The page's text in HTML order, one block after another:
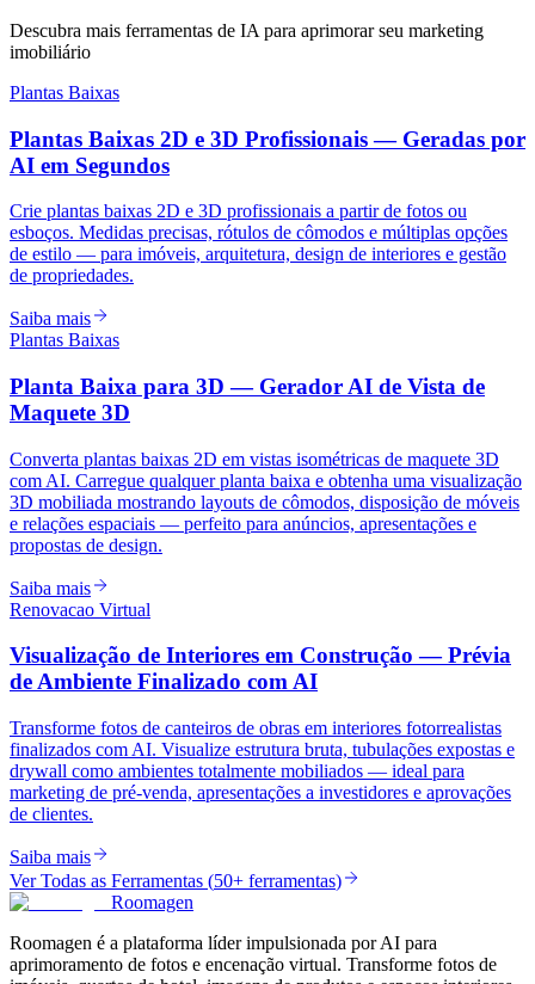
Descubra mais ferramentas de IA para aprimorar seu marketing
imobiliário
Plantas Baixas
Plantas Baixas 2D e 3D Profissionais — Geradas por
AI em Segundos
Crie plantas baixas 2D e 3D profissionais a partir de fotos ou
esboços. Medidas precisas, rótulos de cômodos e múltiplas opções
de estilo — para imóveis, arquitetura, design de interiores e gestão
de propriedades.
Saiba mais
Plantas Baixas
Planta Baixa para 3D — Gerador AI de Vista de
Maquete 3D
Converta plantas baixas 2D em vistas isométricas de maquete 3D
com AI. Carregue qualquer planta baixa e obtenha uma visualização
3D mobiliada mostrando layouts de cômodos, disposição de móveis
e relações espaciais — perfeito para anúncios, apresentações e
propostas de design.
Saiba mais
Renovacao Virtual
Visualização de Interiores em Construção — Prévia
de Ambiente Finalizado com AI
Transforme fotos de canteiros de obras em interiores fotorrealistas
finalizados com AI. Visualize estrutura bruta, tubulações expostas e
drywall como ambientes totalmente mobiliados — ideal para
marketing de pré-venda, apresentações a investidores e aprovações
de clientes.
Saiba mais
Ver Todas as Ferramentas (50+ ferramentas)
Roomagen
Roomagen é a plataforma líder impulsionada por AI para
aprimoramento de fotos e encenação virtual. Transforme fotos de